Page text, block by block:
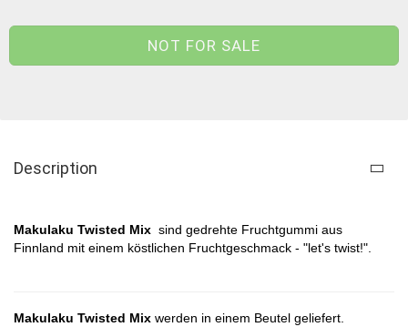
Description
Makulaku Twisted Mix sind gedrehte Fruchtgummi aus
Finnland mit einem köstlichen Fruchtgeschmack - "let's twist!".
Makulaku Twisted Mix werden in einem Beutel geliefert.